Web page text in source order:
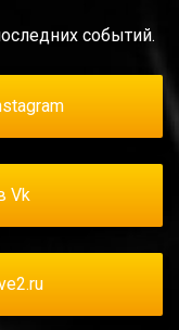
событий.
Vk